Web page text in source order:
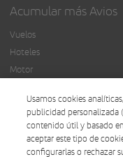
Acumular más Avios
Vuelos
Hoteles
Motor
Finanzas
Usamos cookies
publicidad personalizada
contenido útil y basado
aceptar este tipo de
configurarlas o rechazar